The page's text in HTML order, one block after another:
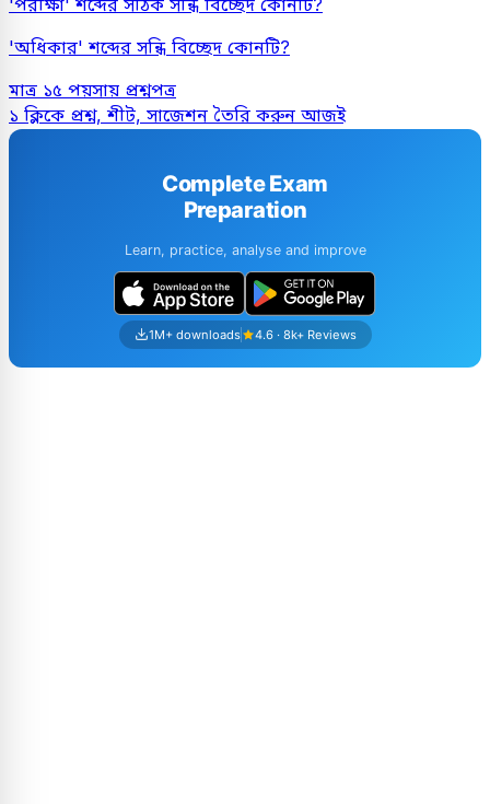
'পরীক্ষা' শব্দের সঠিক সন্ধি বিচ্ছেদ কোনটি?
'অধিকার' শব্দের সন্ধি বিচ্ছেদ কোনটি?
মাত্র ১৫ পয়সায় প্রশ্নপত্র
১ ক্লিকে প্রশ্ন, শীট, সাজেশন তৈরি করুন আজই
Complete Exam
Preparation
Learn, practice, analyse and improve
1M+ downloads 4.6 · 8k+ Reviews